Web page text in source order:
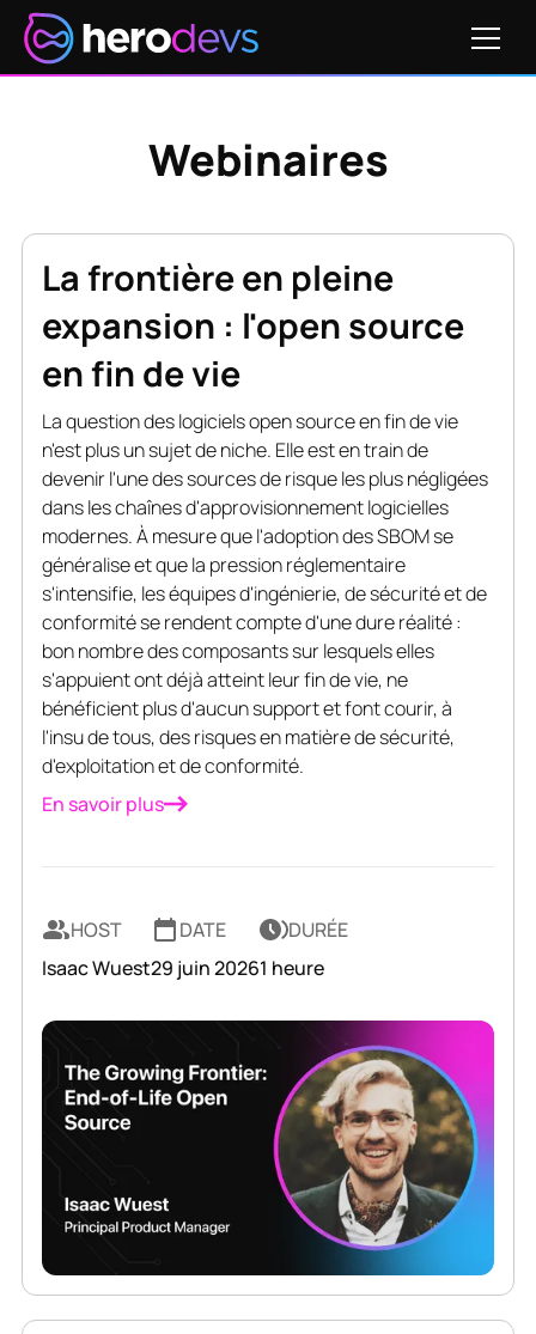
Webinaires
La frontière en pleine
expansion : l'open source
en fin de vie
La question des logiciels open source en fin de vie
n'est plus un sujet de niche. Elle est en train de
devenir l'une des sources de risque les plus négligées
dans les chaînes d'approvisionnement logicielles
modernes. À mesure que l'adoption des SBOM se
généralise et que la pression réglementaire
s'intensifie, les équipes d'ingénierie, de sécurité et de
conformité se rendent compte d'une dure réalité :
bon nombre des composants sur lesquels elles
s'appuient ont déjà atteint leur fin de vie, ne
bénéficient plus d'aucun support et font courir, à
l'insu de tous, des risques en matière de sécurité,
d'exploitation et de conformité.
En savoir plus
HOST
Isaac Wuest
DATE
29 juin 2026
DURÉE
1 heure